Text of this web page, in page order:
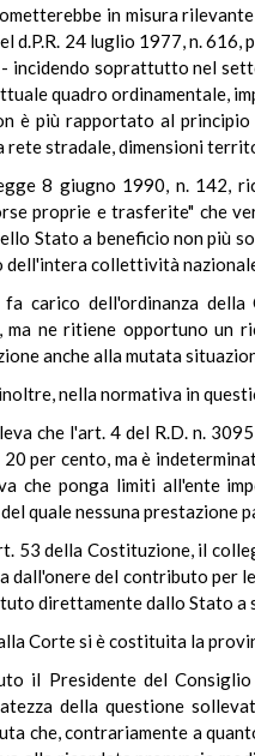
in misura
d.P.R. 24 luglio 1977, n.
incidendo soprattutto nel
quadro ordinamentale,
è più rapportato al principio
rete stradale, dimensioni
8 giugno 1990, n. 142,
proprie e trasferite" che
Stato a beneficio non più
dell'intera collettività
carico dell'ordinanza
ma ne ritiene opportuno un
anche alla mutata
nella normativa in
che l'art. 4 del R.D. n.
per cento, ma è
che ponga limiti all'ente
quale nessuna prestazione
53 della Costituzione, il
dall'onere del contributo per
direttamente dallo Stato a
Corte si è costituita la
il Presidente del
della questione
che, contrariamente a